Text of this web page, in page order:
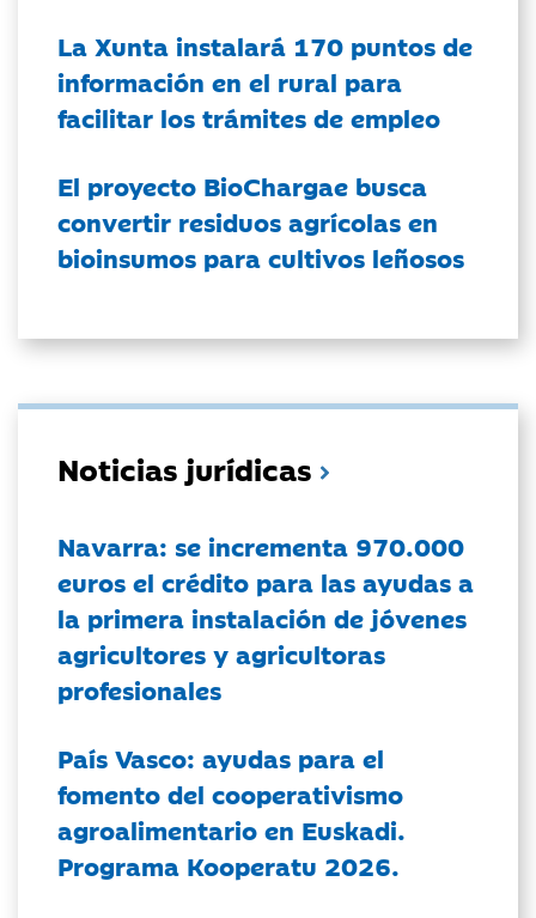
La Xunta instalará 170 puntos de
información en el rural para
facilitar los trámites de empleo
El proyecto BioChargae busca
convertir residuos agrícolas en
bioinsumos para cultivos leñosos
Noticias jurídicas
Navarra: se incrementa 970.000
euros el crédito para las ayudas a
la primera instalación de jóvenes
agricultores y agricultoras
profesionales
País Vasco: ayudas para el
fomento del cooperativismo
agroalimentario en Euskadi.
Programa Kooperatu 2026.